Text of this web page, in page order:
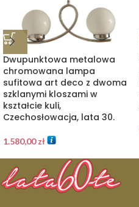
Dwupunktowa metalowa
chromowana lampa
sufitowa art deco z dwoma
szklanymi kloszami w
kształcie kuli,
Czechosłowacja, lata 30.
1.580,00zł